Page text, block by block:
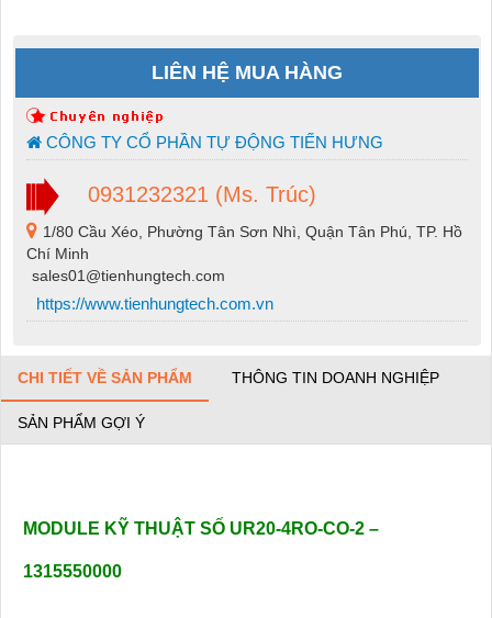
LIÊN HỆ MUA HÀNG
CÔNG TY CỔ PHẦN TỰ ĐỘNG TIẾN HƯNG
0931232321 (Ms. Trúc)
1/80 Cầu Xéo, Phường Tân Sơn Nhì, Quận Tân Phú, TP. Hồ
Chí Minh
sales01@tienhungtech.com
https://www.tienhungtech.com.vn
CHI TIẾT VỀ SẢN PHẨM THÔNG TIN DOANH NGHIỆP
SẢN PHẨM GỢI Ý
MODULE KỸ THUẬT SỐ UR20-4RO-CO-2 –
1315550000